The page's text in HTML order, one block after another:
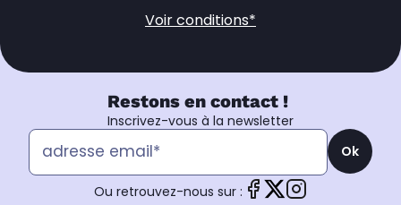
Voir conditions*
Restons en contact !
Inscrivez-vous à la newsletter
Ok
Ou retrouvez-nous sur :